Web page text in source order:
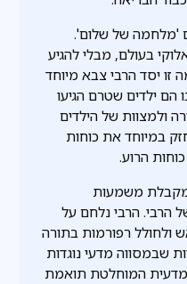
'מלחמה של שלום'.
בעולם, מבלי להגיע
יסד הרבי צבא מיוחד
ילדים שטרם הגיעו
ולמצוות של הילדים
במיוחד את כוחות
הרוע.
משמעות
הרבי. הרבי נלחם על
רפורמות בתורה
שבמסווה מדעי נוגדות
המוחלטת תואמת